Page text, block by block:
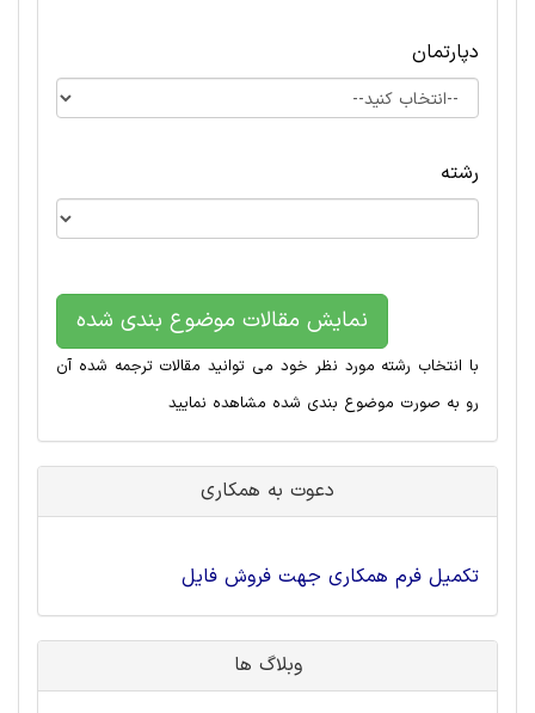
دپارتمان
رشته
نمایش مقالات موضوع بندی شده
با انتخاب رشته مورد نظر خود می توانید مقالات ترجمه شده آن
رو به صورت موضوع بندی شده مشاهده نمایید
دعوت به همکاری
تکمیل فرم همکاری جهت فروش فایل
وبلاگ ها